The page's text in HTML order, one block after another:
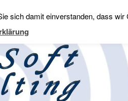
sich damit einverstanden, dass wir